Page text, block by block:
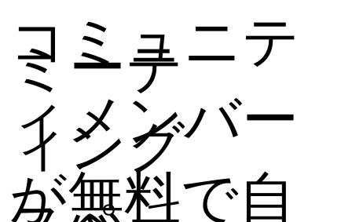
ミーテ
ィング
コミュニテ
ィメンバー
が無料で自